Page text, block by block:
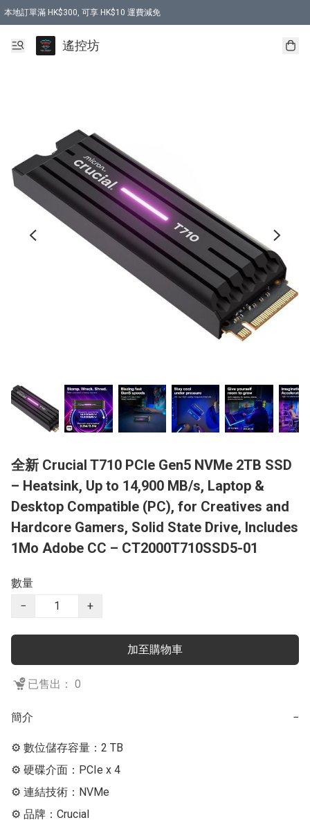
本地訂單滿 HK$300, 可享 HK$10 運費減免
購買 7.6V 6500mah 70C 電池 送 7.6V USB充電器
遙控坊
全新 Crucial T710 PCIe Gen5 NVMe 2TB SSD
– Heatsink, Up to 14,900 MB/s, Laptop &
Desktop Compatible (PC), for Creatives and
Hardcore Gamers, Solid State Drive, Includes
1Mo Adobe CC – CT2000T710SSD5-01
數量
−
+
加至購物車
已售出： 0
簡介 −
⚙ 數位儲存容量：2 TB
⚙ 硬碟介面：PCIe x 4
⚙ 連結技術：NVMe
⚙ 品牌：Crucial